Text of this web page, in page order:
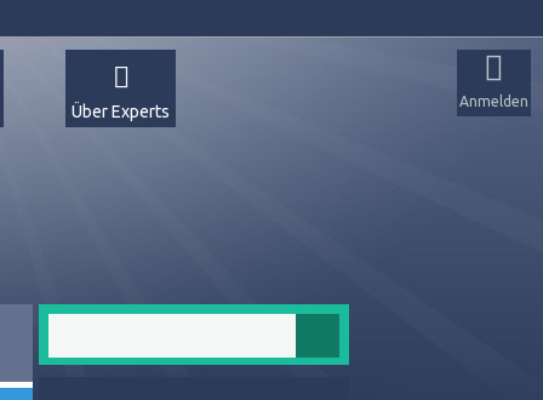
Anmelden
Über Experts